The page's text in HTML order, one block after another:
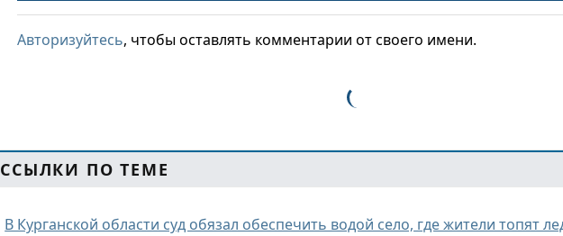
Авторизуйтесь, чтобы оставлять комментарии от своего имени.
ССЫЛКИ ПО ТЕМЕ
В Курганской области суд обязал обеспечить водой село, где жители топят